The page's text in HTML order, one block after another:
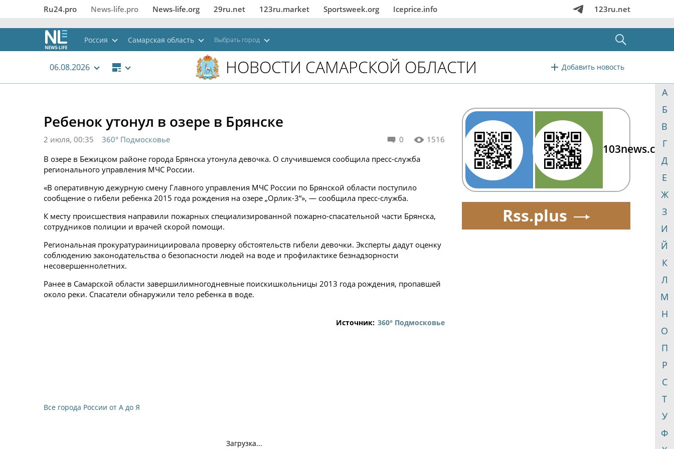
Ru24.pro News‑life.pro News‑life.org 29ru.net 123ru.market Sportsweek.org Iceprice.info 123ru.net
Россия Самарская область Выбрать город
06.08.2026 НОВОСТИ САМАРСКОЙ ОБЛАСТИ Добавить новость
А
Б
В
Г
Д
Е
Ж
З
И
Й
К
Л
М
Н
О
П
Р
С
Т
У
Ф
Ребенок утонул в озере в Брянске
0 1516
2 июля, 00:35
360° Подмосковье
В озере в Бежицком районе города Брянска утонула девочка. О случившемся сообщила пресс-служба
регионального управления МЧС России.
«В оперативную дежурную смену Главного управления МЧС России по Брянской области поступило
сообщение о гибели ребенка 2015 года рождения на озере „Орлик-3“», — сообщила пресс-служба.
К месту происшествия направили пожарных специализированной пожарно-спасательной части Брянска,
сотрудников полиции и врачей скорой помощи.
Региональная прокуратураинициировала проверку обстоятельств гибели девочки. Эксперты дадут оценку
соблюдению законодательства о безопасности людей на воде и профилактике безнадзорности
несовершеннолетних.
Ранее в Самарской области завершилимногодневные поискишкольницы 2013 года рождения, пропавшей
около реки. Спасатели обнаружили тело ребенка в воде.
Источник: 360° Подмосковье
Все города России от А до Я
Загрузка...
103news.com
Rss.plus